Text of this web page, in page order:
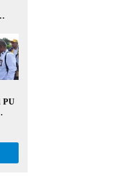
PU